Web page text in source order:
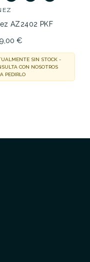
AZ2402 PKF
€
SIN STOCK -
CON NOSOTROS
PEDIRLO